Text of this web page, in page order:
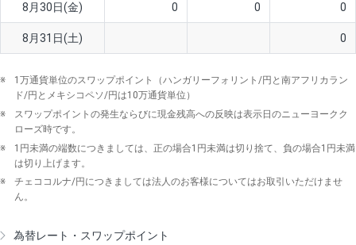
8月30日(金) 0 0 0
8月31日(土) 0
※
1万通貨単位のスワップポイント（ハンガリーフォリント/円と南アフリカラン
ド/円とメキシコペソ/円は10万通貨単位）
※
スワップポイントの発生ならびに現金残高への反映は表示日のニューヨークク
ローズ時です。
※
1円未満の端数につきましては、正の場合1円未満は切り捨て、負の場合1円未満
は切り上げます。
※
チェココルナ/円につきましては法人のお客様についてはお取引いただけませ
ん。
為替レート・スワップポイント